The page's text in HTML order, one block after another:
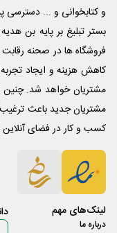
و کتابخوانی و ... دسترسی
بستر تبلیغ بر پایه بن
فروشگاه ها در صحنه
کاهش هزینه و ایجاد
مشتریان خواهد شد.
مشتریان جدید باعث
کسب و کار در فضای
لینک‌های مهم
درباره ما